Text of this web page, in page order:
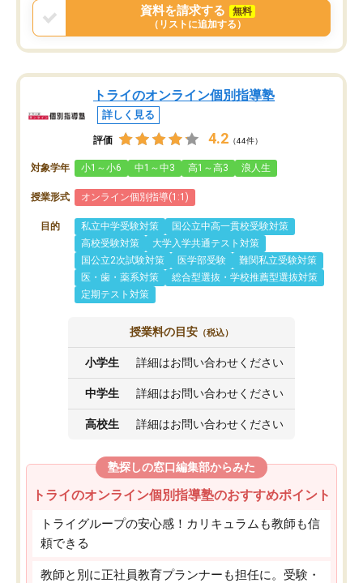
資料を請求する
無料
（リストに追加する）
トライのオンライン個別指導塾
詳しく見る
評価 4.2 （44件）
対象学年 小1～小6 中1～中3 高1～高3 浪人生
授業形式 オンライン個別指導(1:1)
目的 私立中学受験対策
国公立中高一貫校受験対策
高校受験対策
大学入学共通テスト対策
国公立2次試験対策
医学部受験
難関私立受験対策
医・歯・薬系対策
総合型選抜・学校推薦型選抜対策
定期テスト対策
授業料の目安 （税込）
小学生 詳細はお問い合わせください
中学生 詳細はお問い合わせください
高校生 詳細はお問い合わせください
塾探しの窓口編集部からみた
トライのオンライン個別指導塾のおすすめポイント
トライグループの安心感！カリキュラムも教師も信
頼できる
教師と別に正社員教育プランナーも担任に。受験・